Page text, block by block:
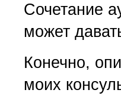
Сочетание
может
Конечно,
моих